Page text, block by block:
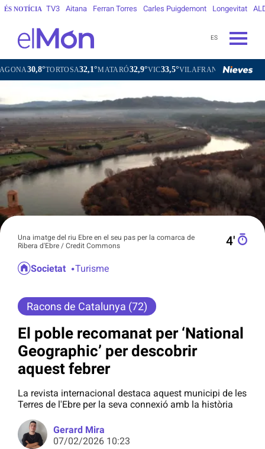
ÉS NOTÍCIA TV3 Aitana Ferran Torres Carles Puigdemont Longevitat
ES
30,8°TORTOSA32,1°MATARÓ32,9°VIC33,5°VILAFRANCA DEL PENEDÈS
Una imatge del riu Ebre en el seu pas per la comarca de
Ribera d'Ebre / Credit Commons
4′
Societat Turisme
Racons de Catalunya (72)
El poble recomanat per ‘National
Geographic’ per descobrir
aquest febrer
La revista internacional destaca aquest municipi de les
Terres de l'Ebre per la seva connexió amb la història
Gerard Mira
07/02/2026 10:23